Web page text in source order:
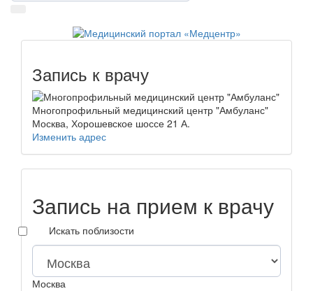
Запись к врачу
Многопрофильный медицинский центр "Амбуланс"
Москва, Хорошевское шоссе 21 А.
Изменить адрес
Запись на прием к врачу
Искать поблизости
Москва